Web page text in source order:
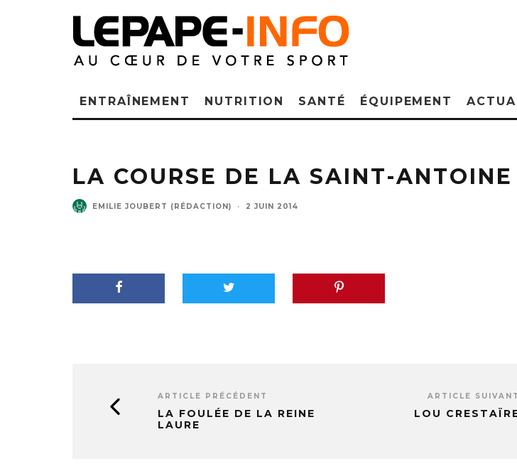
ENTRAÎNEMENT NUTRITION SANTÉ ÉQUIPEMENT
LA COURSE DE LA SAINT-ANTOINE
EMILIE JOUBERT (RÉDACTION) · 2 JUIN 2014
ARTICLE PRÉCÉDENT
LA FOULÉE DE LA REINE
LAURE
ARTICLE SUIVANT
LOU